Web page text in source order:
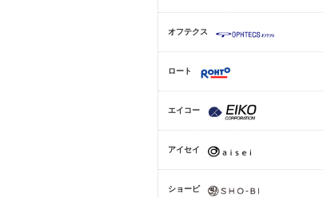
オフテクス
ロート
エイコー
アイセイ
ショービ